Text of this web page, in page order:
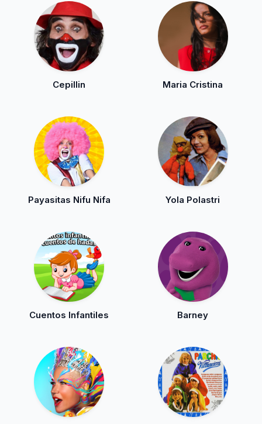
Cepillin Maria Cristina
Payasitas Nifu Nifa Yola Polastri
Cuentos Infantiles Barney